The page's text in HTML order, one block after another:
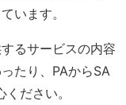
います。
るサービスの内容
たり、PAからSA
ださい。